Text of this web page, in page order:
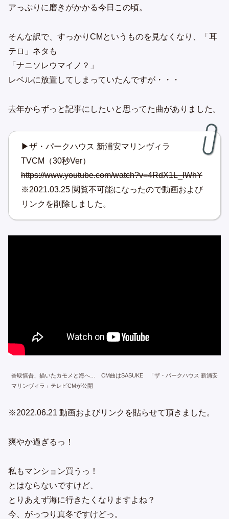
アっぷりに磨きがかかる今日この頃。
そんな訳で、すっかりCMというものを見なくなり、「耳
テロ」ネタも
「ナニソレウマイノ？」
レベルに放置してしまっていたんですが・・・
去年からずっと記事にしたいと思ってた曲がありました。
▶ザ・パークハウス 新浦安マリンヴィラ
TVCM（30秒Ver）
https://www.youtube.com/watch?v=4RdX1L_IWhY
※2021.03.25 閲覧不可能になったので動画および
リンクを削除しました。
香取慎吾、描いたカモメと海へ… CM曲はSASUKE 「ザ・パークハウス 新浦安
マリンヴィラ」テレビCMが公開
※2022.06.21 動画およびリンクを貼らせて頂きました。
爽やか過ぎるっ！
私もマンション買うっ！
とはならないですけど、
とりあえず海に行きたくなりますよね？
今、がっつり真冬ですけどっ。